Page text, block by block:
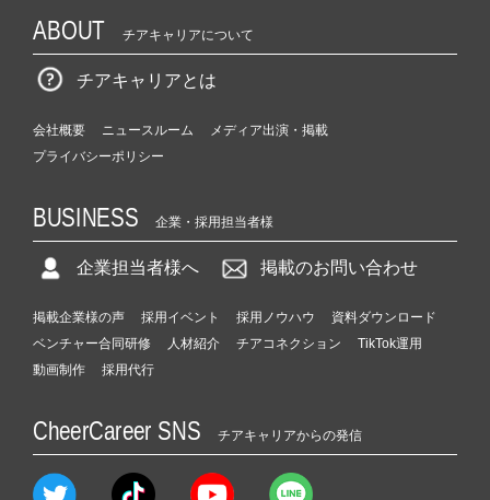
ABOUT チアキャリアについて
チアキャリアとは
会社概要 ニュースルーム
メディア出演・掲載
プライバシーポリシー
BUSINESS 企業・採用担当者様
企業担当者様へ 掲載のお問い合わせ
掲載企業様の声 採用イベント 採用ノウハウ
資料ダウンロード
ベンチャー合同研修
人材紹介 チアコネクション
TikTok運用
動画制作
採用代行
CheerCareer SNS チアキャリアからの発信